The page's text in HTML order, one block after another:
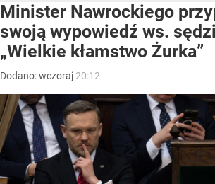
Minister Nawrockiego
swoją wypowiedź ws.
„Wielkie kłamstwo Żurka”
Dodano:wczoraj 20:12